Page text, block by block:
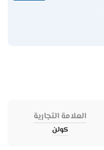
العلامة التجارية
كولن